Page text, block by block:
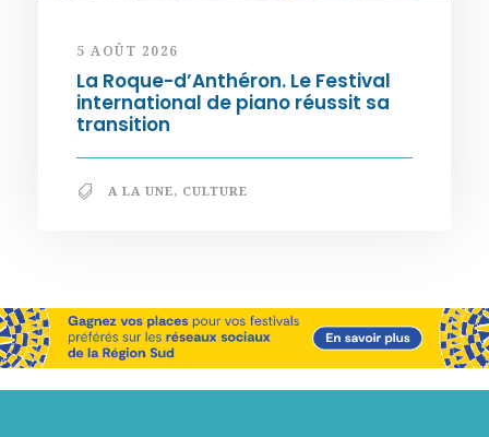
5 AOÛT 2026
La Roque-d’Anthéron. Le Festival
international de piano réussit sa
transition
A LA UNE, CULTURE